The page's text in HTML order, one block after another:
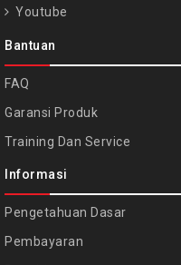
Youtube
Bantuan
FAQ
Garansi Produk
Training Dan Service
Informasi
Pengetahuan Dasar
Pembayaran